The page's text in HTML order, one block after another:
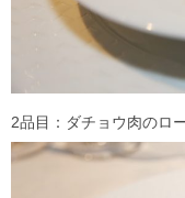
2品目：ダチョウ肉のロ